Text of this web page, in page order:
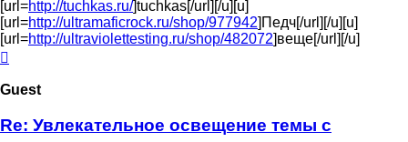
[url=http://tuchkas.ru/]tuchkas[/url][/u][u]
[url=http://ultramaficrock.ru/shop/977942]Педч[/url][/u][u]
[url=http://ultraviolettesting.ru/shop/482072]веще[/url][/u]
Guest
Re: Увлекательное освещение темы с